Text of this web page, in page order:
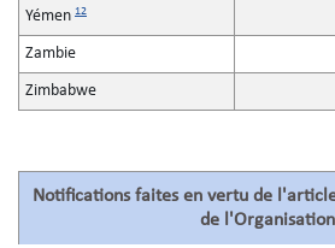
Yémen 12
Zambie
Zimbabwe
Notifications faites en vertu de
de